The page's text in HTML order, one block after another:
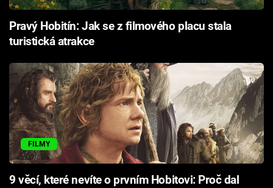
Pravý Hobitín: Jak se z filmového placu stala
turistická atrakce
FILMY
9 věcí, které nevíte o prvním Hobitovi: Proč dal